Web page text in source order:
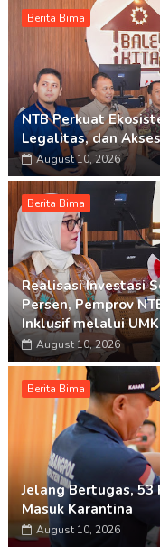
Berita Bima
NTB Perkuat
Legalitas, dan
August 10, 2026
Berita Bima
Realisasi Investasi
Persen, Pemprov
Inklusif melalui
August 10, 2026
Berita Bima
Jelang Bertugas, 53
Masuk Karantina
August 10, 2026